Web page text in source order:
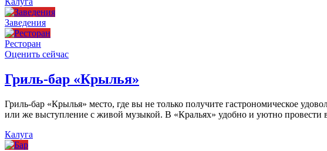
Заведения
Ресторан
Оценить сейчас
Гриль-бар «Крылья»
Гриль-бар «Крылья» место, где вы не только получите гастрономическое
или же выступление с живой музыкой. В «Кральях» удобно и уютно провести
Калуга